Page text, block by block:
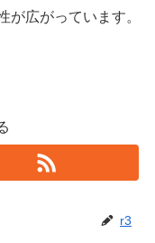
が広がっています。
r3